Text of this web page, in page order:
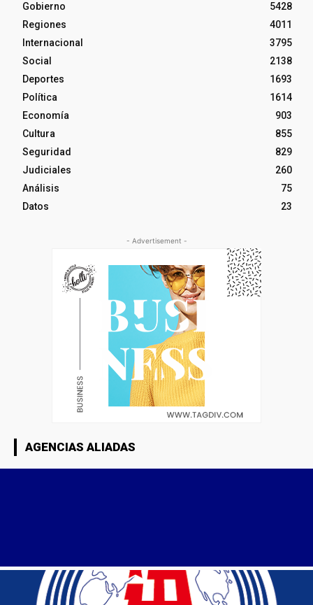
Gobierno
5428
Regiones
4011
Internacional
3795
Social
2138
Deportes
1693
Política
1614
Economía
903
Cultura
855
Seguridad
829
Judiciales
260
Análisis
75
Datos
23
- Advertisement -
AGENCIAS ALIADAS